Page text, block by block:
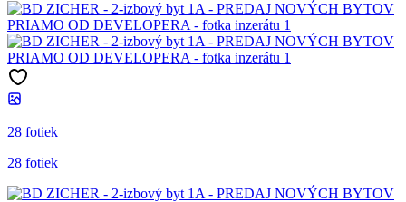
28 fotiek
28 fotiek